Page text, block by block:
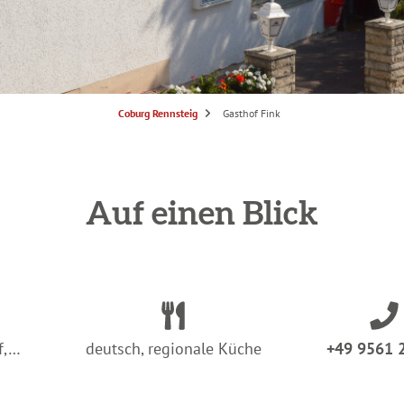
S
e
r
Coburg Rennsteig Gasthof Fink
Auf einen Blick
deutsch, regionale Küche +49 9561